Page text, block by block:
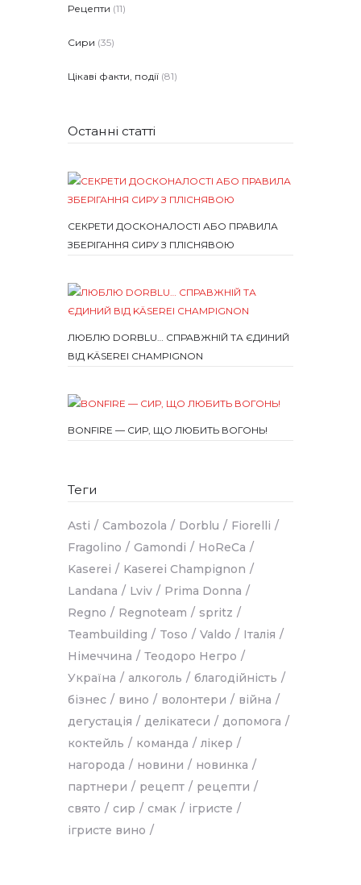
Рецепти (11)
Сири (35)
Цікаві факти, події (81)
Останні статті
СЕКРЕТИ ДОСКОНАЛОСТІ АБО ПРАВИЛА
ЗБЕРІГАННЯ СИРУ З ПЛІСНЯВОЮ
ЛЮБЛЮ DORBLU… СПРАВЖНІЙ ТА ЄДИНИЙ
ВІД KÄSEREI CHAMPIGNON
BONFIRE — СИР, ЩО ЛЮБИТЬ ВОГОНЬ!
Теги
Asti Cambozola Dorblu
Fiorelli
Fragolino
Gamondi
HoReCa
Kaserei
Kaserei Champignon
Landana
Lviv
Prima Donna
Regno
Regnoteam
spritz
Teambuilding
Toso Valdo
Італія
Німеччина
Теодоро Негро
Україна
алкоголь
благодійність
бізнес
вино волонтери
війна
дегустація
делікатеси
допомога
коктейль
команда
лікер
нагорода
новини
новинка
партнери
рецепт
рецепти
свято
сир смак
ігристе
ігристе вино